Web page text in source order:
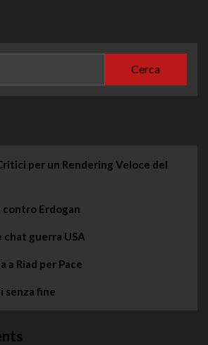
Cerca
per un Rendering Veloce del
Erdogan
guerra USA
a Riad per Pace
senza fine